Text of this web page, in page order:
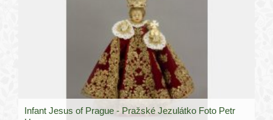
Infant Jesus of Prague - Pražské Jezulátko Foto Petr